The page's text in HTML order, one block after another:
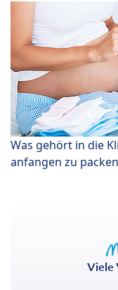
Was gehört in die
anfangen zu
Viele